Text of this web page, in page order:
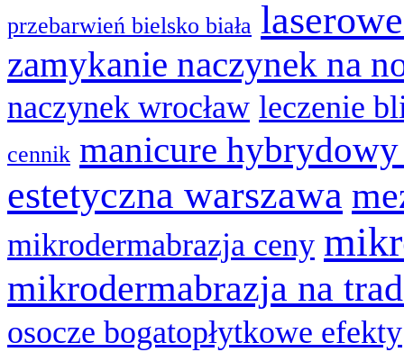
przebarwień bielsko biała
zamykanie naczynek na
naczynek wrocław leczenie
cennik manicure
estetyczna warszawa
mikrodermabrazja ceny
mikrodermabrazja na
osocze bogatopłytkowe efekty